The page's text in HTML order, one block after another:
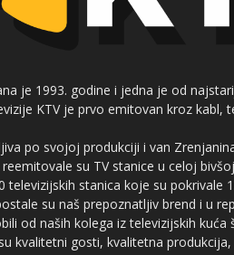
je 1993. godine i jedna je od
KTV je prvo emitovan kroz kabl,
po svojoj produkciji i van
su TV stanice u celoj
televizijskih stanica koje su pokrivale
su naš prepoznatljiv brend i u
od naših kolega iz televizijskih kuća
kvalitetni gosti, kvalitetna